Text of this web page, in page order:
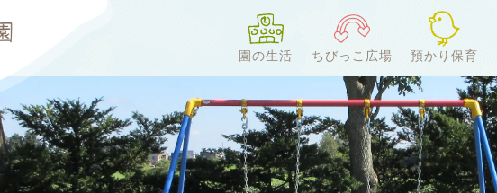
園の生活 ちびっこ広場 預かり保育